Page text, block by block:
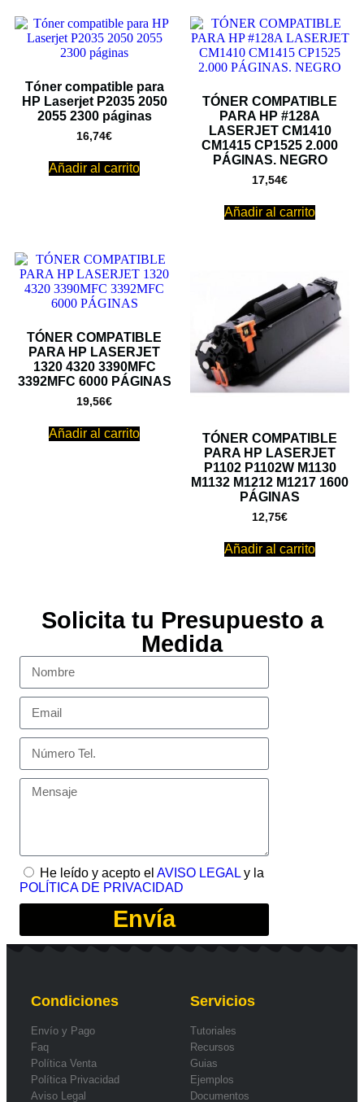
Tóner compatible para
HP Laserjet P2035 2050
2055 2300 páginas
16,74€
Añadir al carrito
TÓNER COMPATIBLE
PARA HP #128A
LASERJET CM1410
CM1415 CP1525 2.000
PÁGINAS. NEGRO
17,54€
Añadir al carrito
TÓNER COMPATIBLE
PARA HP LASERJET
1320 4320 3390MFC
3392MFC 6000 PÁGINAS
19,56€
Añadir al carrito
TÓNER COMPATIBLE
PARA HP LASERJET
P1102 P1102W M1130
M1132 M1212 M1217 1600
PÁGINAS
12,75€
Añadir al carrito
Solicita tu Presupuesto a
Medida
He leído y acepto el AVISO LEGAL y la
POLÍTICA DE PRIVACIDAD
Envía
Condiciones
Envío y Pago
Faq
Política Venta
Política Privacidad
Aviso Legal
Servicios
Tutoriales
Recursos
Guias
Ejemplos
Documentos